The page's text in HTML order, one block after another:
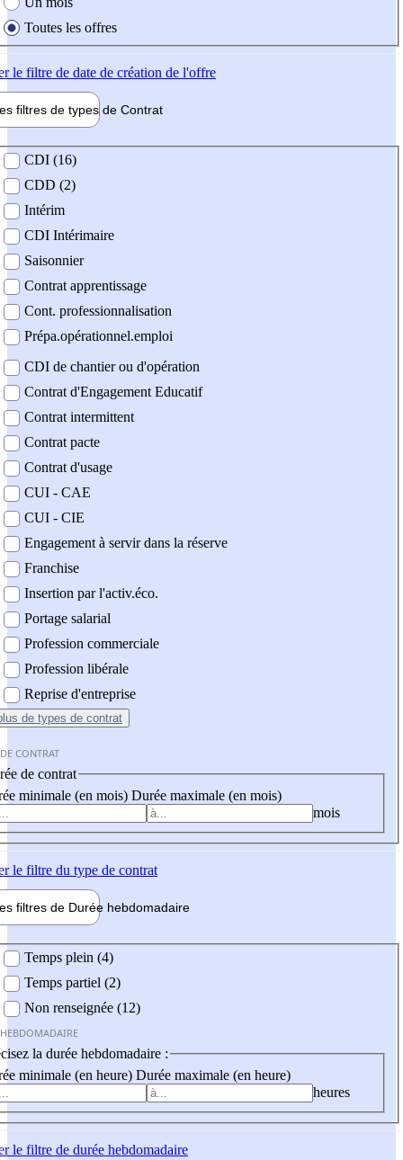
Toutes les offres
le filtre de date de création de l'offre
filtres de types de Contrat
contrat
CDI (16)
CDD (2)
Intérim
CDI Intérimaire
Saisonnier
Contrat apprentissage
Cont. professionnalisation
Prépa.opérationnel.emploi
CDI de chantier ou d'opération
Contrat d'Engagement Educatif
Contrat intermittent
Contrat pacte
Contrat d'usage
CUI - CAE
CUI - CIE
Engagement à servir dans la réserve
Franchise
Insertion par l'activ.éco.
Portage salarial
Profession commerciale
Profession libérale
Reprise d'entreprise
de types de contrat
CONTRAT
de contrat
minimale (en mois) Durée maximale (en mois)
mois
le filtre du type de contrat
filtres de Durée hebdomadaire
Temps plein (4)
Temps partiel (2)
Non renseignée (12)
la durée hebdomadaire :
minimale (en heure) Durée maximale (en heure)
heures
le filtre de durée hebdomadaire